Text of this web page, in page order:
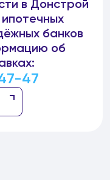
в Донстрой
банков
об
47